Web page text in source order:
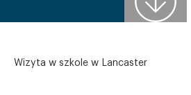
Wizyta w szkole w Lancaster